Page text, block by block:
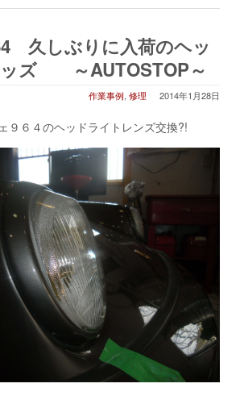
久しぶりに入荷のヘッ
ッズ ～AUTOSTOP～
2014年1月28日
作業事例,修理
９６４のヘッドライトレンズ交換?!